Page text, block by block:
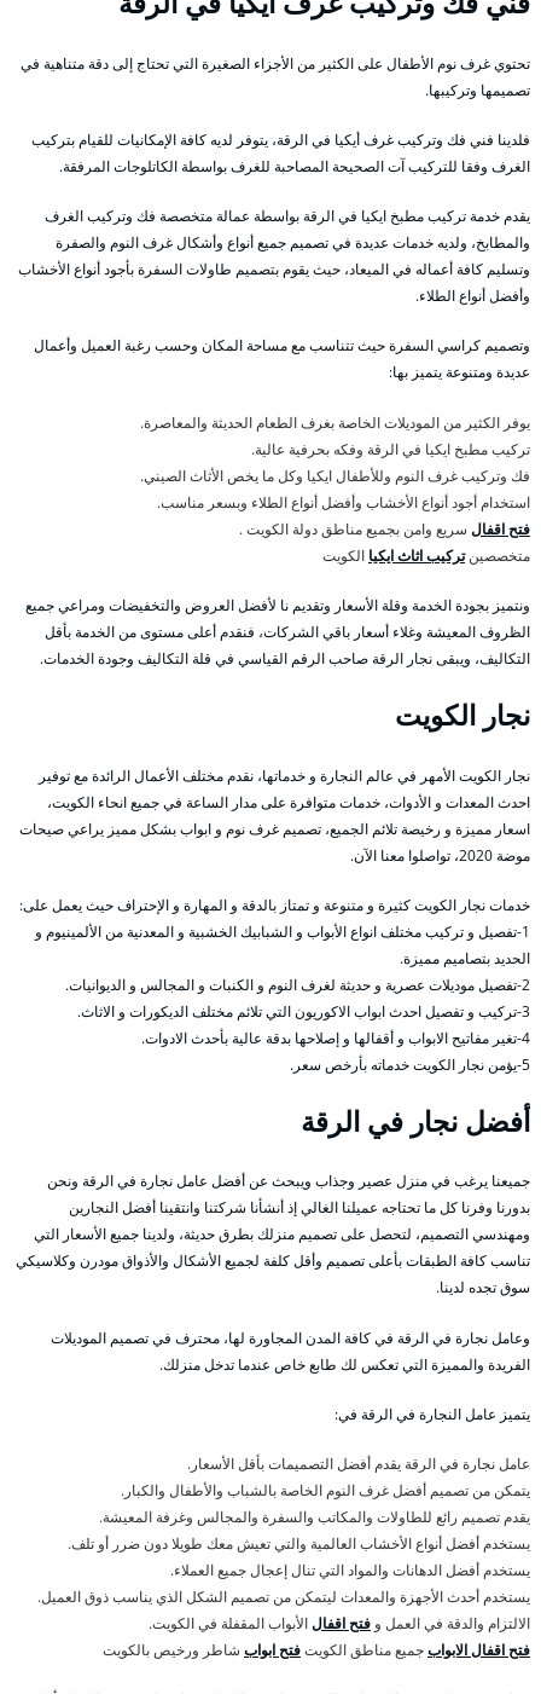
تحتوي غرف نوم الأطفال على الكثير من الأجزاء الصغيرة التي تحتاج إلى دقة متناهية في
تصميمها وتركيبها.
فلدينا فني فك وتركيب غرف أيكيا في الرقة، يتوفر لديه كافة الإمكانيات للقيام بتركيب
الغرف وفقا للتركيب آت الصحيحة المصاحبة للغرف بواسطة الكاتلوجات المرفقة.
يقدم خدمة تركيب مطبخ ايكيا في الرقة بواسطة عمالة متخصصة فك وتركيب الغرف
والمطابخ، ولديه خدمات عديدة في تصميم جميع أنواع وأشكال غرف النوم والصفرة
وتسليم كافة أعماله في الميعاد، حيث يقوم بتصميم طاولات السفرة بأجود أنواع الأخشاب
وأفضل أنواع الطلاء.
وتصميم كراسي السفرة حيث تتناسب مع مساحة المكان وحسب رغبة العميل وأعمال
عديدة ومتنوعة يتميز بها:
يوفر الكثير من الموديلات الخاصة بغرف الطعام الحديثة والمعاصرة.
تركيب مطبخ ايكيا في الرقة وفكه بحرفية عالية.
فك وتركيب غرف النوم وللأطفال ايكيا وكل ما يخص الأثاث الصيني.
استخدام أجود أنواع الأخشاب وأفضل أنواع الطلاء وبسعر مناسب.
فتح اقفال سريع وامن بجميع مناطق دولة الكويت .
متخصصينتركيب اثاث ايكيا الكويت
ونتميز بجودة الخدمة وقلة الأسعار وتقديم نا لأفضل العروض والتخفيضات ومراعي جميع
الظروف المعيشة وغلاء أسعار باقي الشركات، فنقدم أعلى مستوى من الخدمة بأقل
التكاليف، ويبقى نجار الرقة صاحب الرقم القياسي في قلة التكاليف وجودة الخدمات.
نجار الكويت
نجار الكويت الأمهر في عالم النجارة و خدماتها، نقدم مختلف الأعمال الرائدة مع توفير
احدث المعدات و الأدوات، خدمات متوافرة على مدار الساعة في جميع انحاء الكويت،
اسعار مميزة و رخيصة تلائم الجميع، تصميم غرف نوم و ابواب بشكل مميز يراعي صيحات
موضة 2020، تواصلوا معنا الآن.
خدمات نجار الكويت كثيرة و متنوعة و تمتاز بالدقة و المهارة و الإحتراف حيث يعمل على:
1-تفصيل و تركيب مختلف انواع الأبواب و الشبابيك الخشبية و المعدنية من الألمينيوم و
الحديد بتصاميم مميزة.
2-تفصيل موديلات عصرية و حديثة لغرف النوم و الكنبات و المجالس و الديوانيات.
3-تركيب و تفصيل احدث ابواب الاكوريون التي تلائم مختلف الديكورات و الاثاث.
4-تغير مفاتيح الابواب و أقفالها و إصلاحها بدقة عالية بأحدث الادوات.
5-يؤمن نجار الكويت خدماته بأرخص سعر.
أفضل نجار في الرقة
جميعنا يرغب في منزل عصير وجذاب ويبحث عن أفضل عامل نجارة في الرقة ونحن
بدورنا وفرنا كل ما تحتاجه عميلنا الغالي إذ أنشأنا شركتنا وانتقينا أفضل النجارين
ومهندسي التصميم، لتحصل على تصميم منزلك بطرق حديثة، ولدينا جميع الأسعار التي
تناسب كافة الطبقات بأعلى تصميم وأقل كلفة لجميع الأشكال والأذواق مودرن وكلاسيكي
سوق تجده لدينا.
وعامل نجارة في الرقة في كافة المدن المجاورة لها، محترف في تصميم الموديلات
الفريدة والمميزة التي تعكس لك طابع خاص عندما تدخل منزلك.
يتميز عامل النجارة في الرقة في:
عامل نجارة في الرقة يقدم أفضل التصميمات بأقل الأسعار.
يتمكن من تصميم أفضل غرف النوم الخاصة بالشباب والأطفال والكبار.
يقدم تصميم رائع للطاولات والمكاتب والسفرة والمجالس وغرفة المعيشة.
يستخدم أفضل أنواع الأخشاب العالمية والتي تعيش معك طويلا دون ضرر أو تلف.
يستخدم أفضل الدهانات والمواد التي تنال إعجال جميع العملاء.
يستخدم أحدث الأجهزة والمعدات ليتمكن من تصميم الشكل الذي يناسب ذوق العميل.
الالتزام والدقة في العمل و فتح اقفالالأبواب المقفلة في الكويت.
فتح اقفال الابوابجميع مناطق الكويتفتح ابواب شاطر ورخيص بالكويت